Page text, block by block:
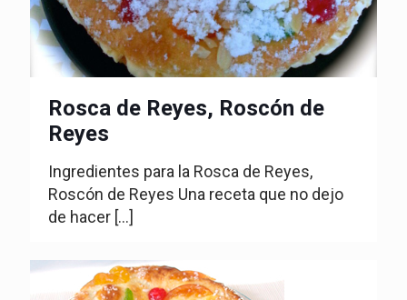
Rosca de Reyes, Roscón de
Reyes
Ingredientes para la Rosca de Reyes,
Roscón de Reyes Una receta que no dejo
de hacer […]